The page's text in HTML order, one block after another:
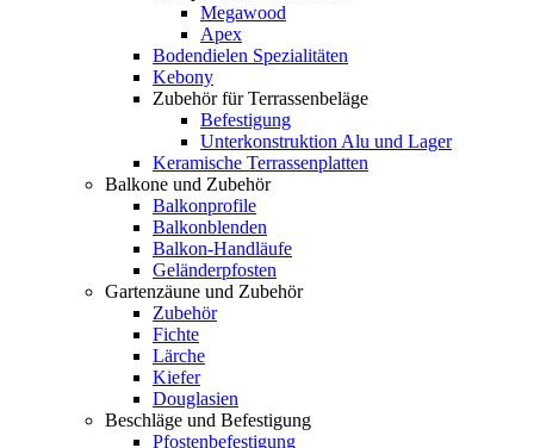
Megawood
Apex
Bodendielen Spezialitäten
Kebony
Zubehör für Terrassenbeläge
Befestigung
Unterkonstruktion Alu und Lager
Keramische Terrassenplatten
Balkone und Zubehör
Balkonprofile
Balkonblenden
Balkon-Handläufe
Geländerpfosten
Gartenzäune und Zubehör
Zubehör
Fichte
Lärche
Kiefer
Douglasien
Beschläge und Befestigung
Pfostenbefestigung